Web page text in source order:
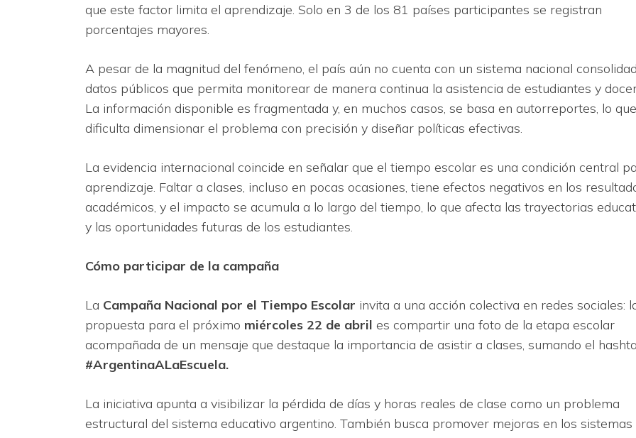
que este factor limita el aprendizaje. Solo en 3 de los 81 países participantes se registran
porcentajes mayores.
A pesar de la magnitud del fenómeno, el país aún no cuenta con un sistema nacional
datos públicos que permita monitorear de manera continua la asistencia de estudiantes y
La información disponible es fragmentada y, en muchos casos, se basa en autorreportes, lo que
dificulta dimensionar el problema con precisión y diseñar políticas efectivas.
La evidencia internacional coincide en señalar que el tiempo escolar es una condición central
aprendizaje. Faltar a clases, incluso en pocas ocasiones, tiene efectos negativos en los
académicos, y el impacto se acumula a lo largo del tiempo, lo que afecta las trayectorias
y las oportunidades futuras de los estudiantes.
Cómo participar de la campaña
La Campaña Nacional por el Tiempo Escolar invita a una acción colectiva en redes sociales:
propuesta para el próximo miércoles 22 de abril es compartir una foto de la etapa escolar
acompañada de un mensaje que destaque la importancia de asistir a clases, sumando el
#ArgentinaALaEscuela.
La iniciativa apunta a visibilizar la pérdida de días y horas reales de clase como un problema
estructural del sistema educativo argentino. También busca promover mejoras en los sistemas